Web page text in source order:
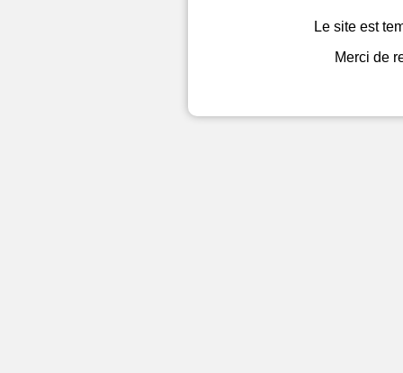
Le site est
Merci de